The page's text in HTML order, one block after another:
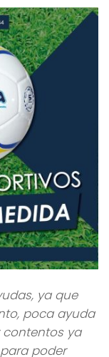
ya que
poca ayuda
ya
poder